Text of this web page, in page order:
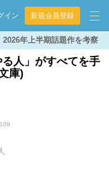
イン 新規会員登録
2026年上半期話題作を考察
人」がすべてを手
庫)